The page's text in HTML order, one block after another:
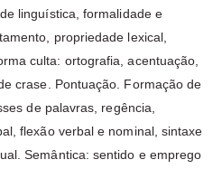
linguística, formalidade e
propriedade lexical,
culta: ortografia, acentuação,
crase. Pontuação. Formação de
de palavras, regência,
flexão verbal e nominal, sintaxe
Semântica: sentido e emprego